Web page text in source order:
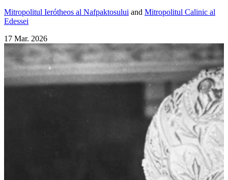
Mitropolitul Ierótheos al Nafpaktosului and Mitropolitul Calinic al
Edessei
17 Mar. 2026